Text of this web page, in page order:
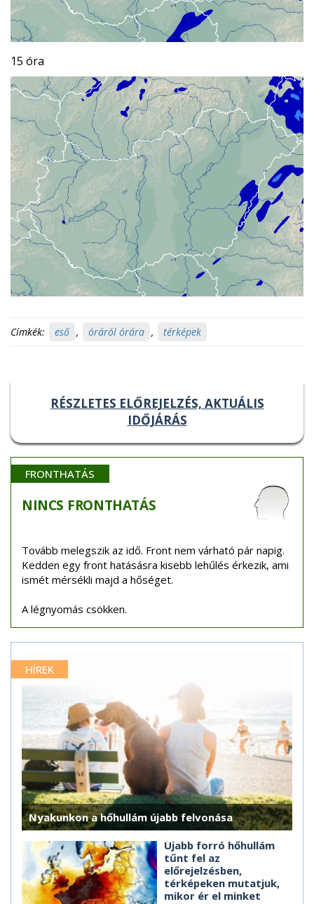
15 óra
Címkék: eső , óráról órára , térképek
RÉSZLETES ELŐREJELZÉS, AKTUÁLIS
IDŐJÁRÁS
FRONTHATÁS
NINCS FRONTHATÁS
Tovább melegszik az idő. Front nem várható pár napig.
Kedden egy front hatásásra kisebb lehűlés érkezik, ami
ismét mérsékli majd a hőséget.
A légnyomás csökken.
HÍREK
Nyakunkon a hőhullám újabb felvonása
Újabb forró hőhullám
tűnt fel az
előrejelzésben,
térképeken mutatjuk,
mikor ér el minket